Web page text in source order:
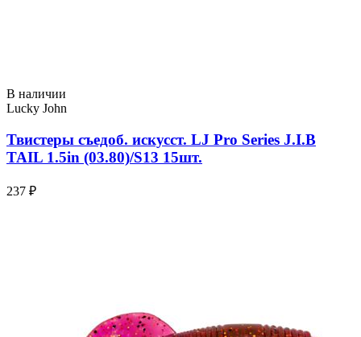
В наличии
Lucky John
Твистеры съедоб. искусст. LJ Pro Series J.I.B
TAIL 1.5in (03.80)/S13 15шт.
237 ₽